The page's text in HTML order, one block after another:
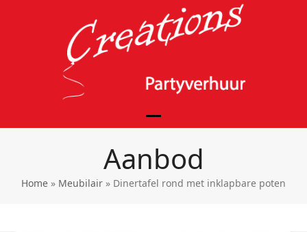
Open
mobile
menu
Close
mobile
menu
Aanbod
Home » Meubilair » Dinertafel rond met inklapbare poten